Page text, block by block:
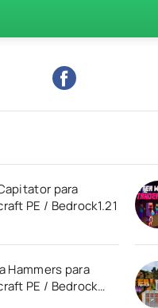
para
PE / Bedrock1.21
Hammers para
PE / Bedrock